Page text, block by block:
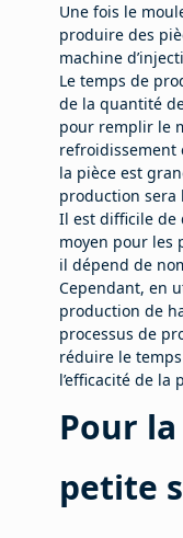
Une fois le
produire des
machine
Le temps de
de la quantité
pour remplir le
refroidissement
la pièce est
production sera
Il est difficile de
moyen pour les
il dépend de
Cependant, en
production de
processus de
réduire le
l’efficacité de la
Pour
petite